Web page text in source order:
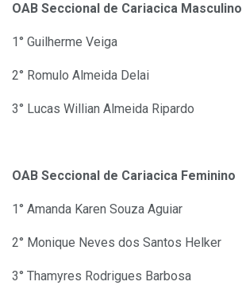
OAB Seccional de Cariacica Masculino
1° Guilherme Veiga
2° Romulo Almeida Delai
3° Lucas Willian Almeida Ripardo
OAB Seccional de Cariacica Feminino
1° Amanda Karen Souza Aguiar
2° Monique Neves dos Santos Helker
3° Thamyres Rodrigues Barbosa